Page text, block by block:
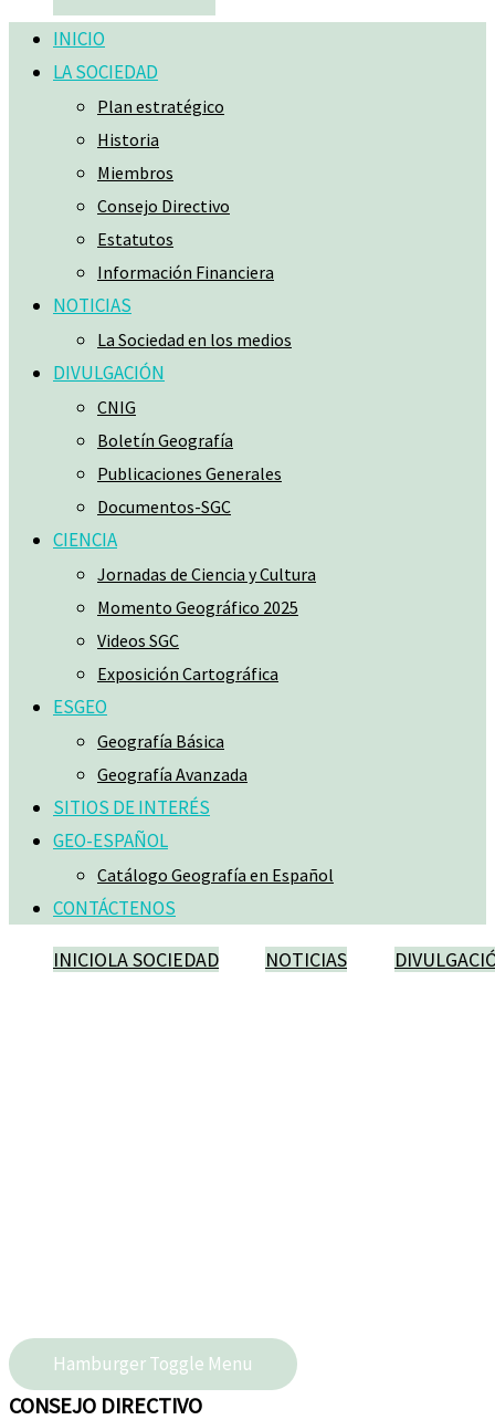
INICIO
LA SOCIEDAD
Plan estratégico
Historia
Miembros
Consejo Directivo
Estatutos
Información Financiera
NOTICIAS
La Sociedad en los medios
DIVULGACIÓN
CNIG
Boletín Geografía
Publicaciones Generales
Documentos-SGC
CIENCIA
Jornadas de Ciencia y Cultura
Momento Geográfico 2025
Videos SGC
Exposición Cartográfica
ESGEO
Geografía Básica
Geografía Avanzada
SITIOS DE INTERÉS
GEO-ESPAÑOL
Catálogo Geografía en Español
CONTÁCTENOS
INICIOLA SOCIEDAD NOTICIAS
Hamburger Toggle Menu
CONSEJO DIRECTIVO